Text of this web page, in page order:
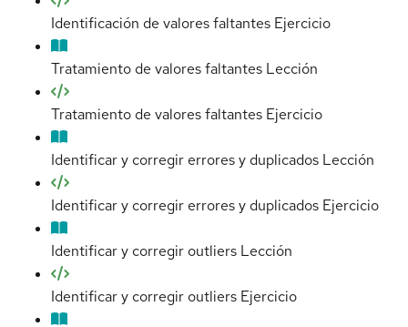
Identificación de valores faltantes Ejercicio
Tratamiento de valores faltantes Lección
Tratamiento de valores faltantes Ejercicio
Identificar y corregir errores y duplicados Lección
Identificar y corregir errores y duplicados Ejercicio
Identificar y corregir outliers Lección
Identificar y corregir outliers Ejercicio